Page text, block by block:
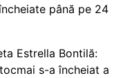
până pe 24
Estrella Bontilă:
s-a încheiat a